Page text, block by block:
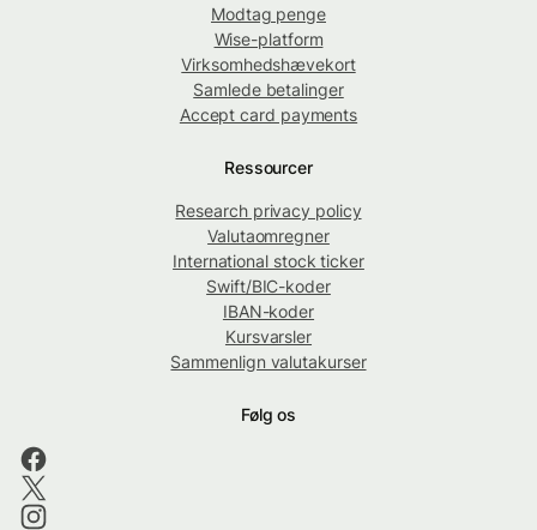
Modtag penge
Wise-platform
Virksomhedshævekort
Samlede betalinger
Accept card payments
Ressourcer
Research privacy policy
Valutaomregner
International stock ticker
Swift/BIC-koder
IBAN-koder
Kursvarsler
Sammenlign valutakurser
Følg os